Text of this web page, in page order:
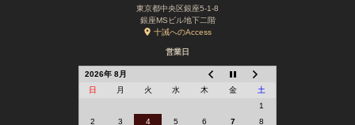
東京都中央区銀座5-1-8
銀座MSビル地下二階
十誡へのAccess
営業日
2026年 8月
日
月 火 水 木 金
土
1
2
3 4 5 6 7
8